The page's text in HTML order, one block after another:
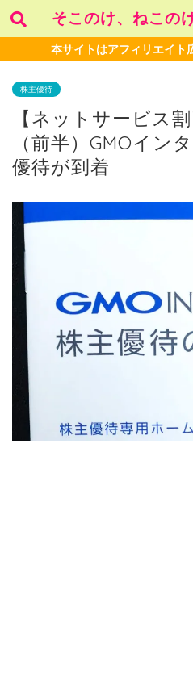
そこのけ、ねこの
本サイトはアフィリエイト
株主優待
【ネットサービス
（前半）GMOイン
優待が到着